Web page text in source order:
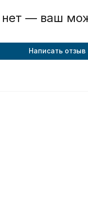
— ваш
Написать отзыв